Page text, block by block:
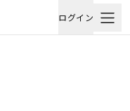
ログイン